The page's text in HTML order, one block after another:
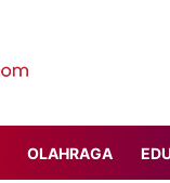
OLAHRAGA